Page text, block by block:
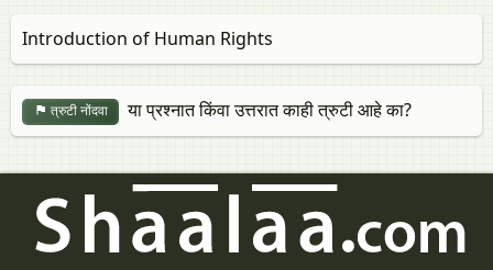
Introduction of Human Rights
त्रुटी नोंदवा या प्रश्नात किंवा उत्तरात काही त्रुटी आहे का?